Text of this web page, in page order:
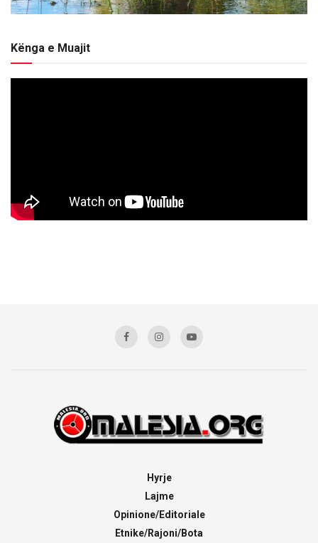
Kënga e Muajit
Hyrje
Lajme
Opinione/Editoriale
Etnike/Rajoni/Bota